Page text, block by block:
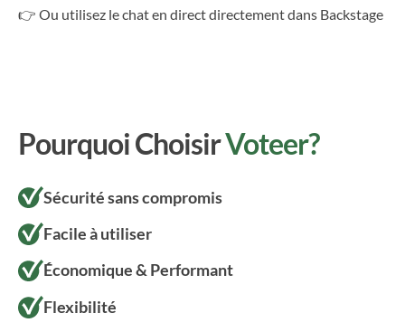
👉 Ou utilisez le chat en direct directement dans Backstage
Pourquoi ChoisirVoteer?
Sécurité sans compromis
Facile à utiliser
Économique & Performant
Flexibilité